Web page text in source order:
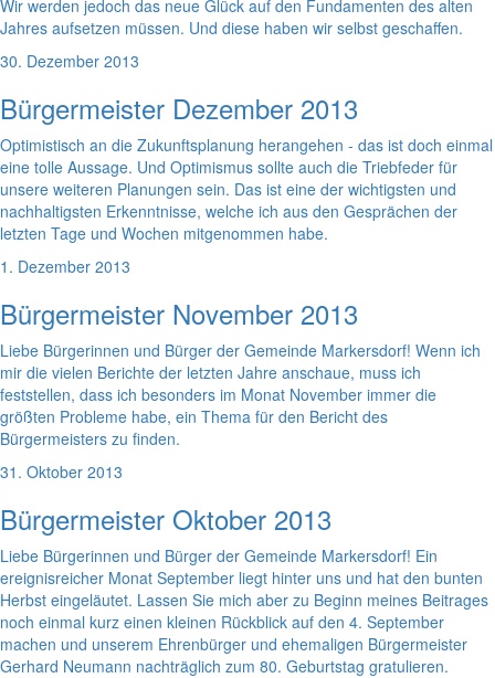
Wir werden jedoch das neue Glück auf den Fundamenten des alten
Jahres aufsetzen müssen. Und diese haben wir selbst geschaffen.
30. Dezember 2013
Bürgermeister Dezember 2013
Optimistisch an die Zukunftsplanung herangehen - das ist doch einmal
eine tolle Aussage. Und Optimismus sollte auch die Triebfeder für
unsere weiteren Planungen sein. Das ist eine der wichtigsten und
nachhaltigsten Erkenntnisse, welche ich aus den Gesprächen der
letzten Tage und Wochen mitgenommen habe.
1. Dezember 2013
Bürgermeister November 2013
Liebe Bürgerinnen und Bürger der Gemeinde Markersdorf! Wenn ich
mir die vielen Berichte der letzten Jahre anschaue, muss ich
feststellen, dass ich besonders im Monat November immer die
größten Probleme habe, ein Thema für den Bericht des
Bürgermeisters zu finden.
31. Oktober 2013
Bürgermeister Oktober 2013
Liebe Bürgerinnen und Bürger der Gemeinde Markersdorf! Ein
ereignisreicher Monat September liegt hinter uns und hat den bunten
Herbst eingeläutet. Lassen Sie mich aber zu Beginn meines Beitrages
noch einmal kurz einen kleinen Rückblick auf den 4. September
machen und unserem Ehrenbürger und ehemaligen Bürgermeister
Gerhard Neumann nachträglich zum 80. Geburtstag gratulieren.